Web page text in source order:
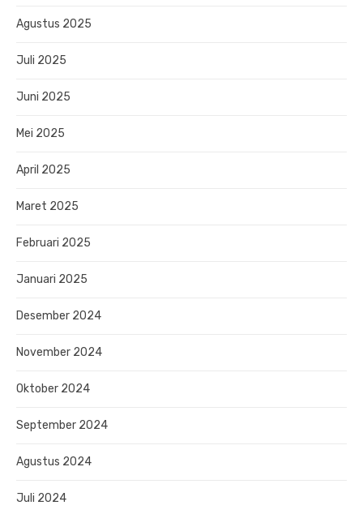
Agustus 2025
Juli 2025
Juni 2025
Mei 2025
April 2025
Maret 2025
Februari 2025
Januari 2025
Desember 2024
November 2024
Oktober 2024
September 2024
Agustus 2024
Juli 2024